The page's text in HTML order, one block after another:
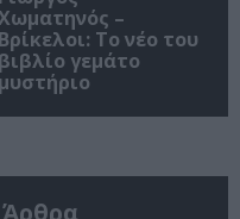
–
Βρίκελοι: Το νέο του
βιβλίο γεμάτο
μυστήριο